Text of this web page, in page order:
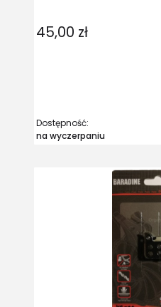
45,00 zł
Dostępność:
na wyczerpaniu